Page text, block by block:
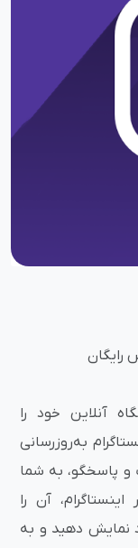
آنلاین خود را
به‌روزرسانی
و پاسخگو، به شما
آن را
نمایش دهید و به